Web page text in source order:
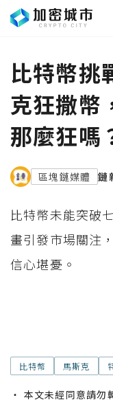
比特幣挑
克狂撒幣
那麼狂嗎
區塊鏈媒體 鏈
比特幣未能突破
畫引發市場關注
信心堪憂。
比特幣 馬斯克
・ 本文未經同意請勿